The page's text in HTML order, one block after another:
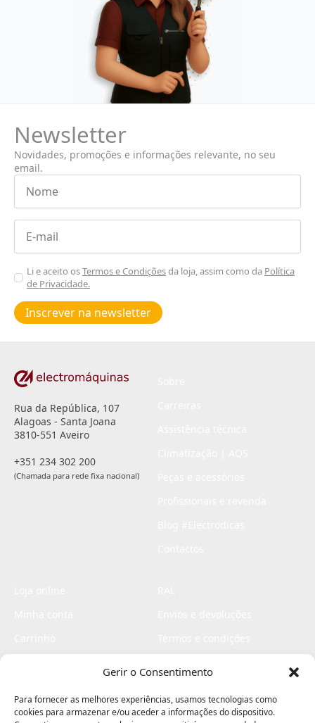
Gerir o Consentimento
Para fornecer as melhores experiências, usamos tecnologias como
cookies para armazenar e/ou aceder a informações do dispositivo.
Newsletter
Novidades, promoções e informações relevante, no seu
email.
Nome
Email
Aceitar
Poiticas
de
privacidade
Li e aceito osTermos e Condiçõesda loja, assim como da Política
de Privacidade.
Inscrever na newsletter
Rua da República, 107
Alagoas - Santa Joana
3810-551 Aveiro
+351 234 302 200
(Chamada para rede fixa nacional)
Livro de elogios